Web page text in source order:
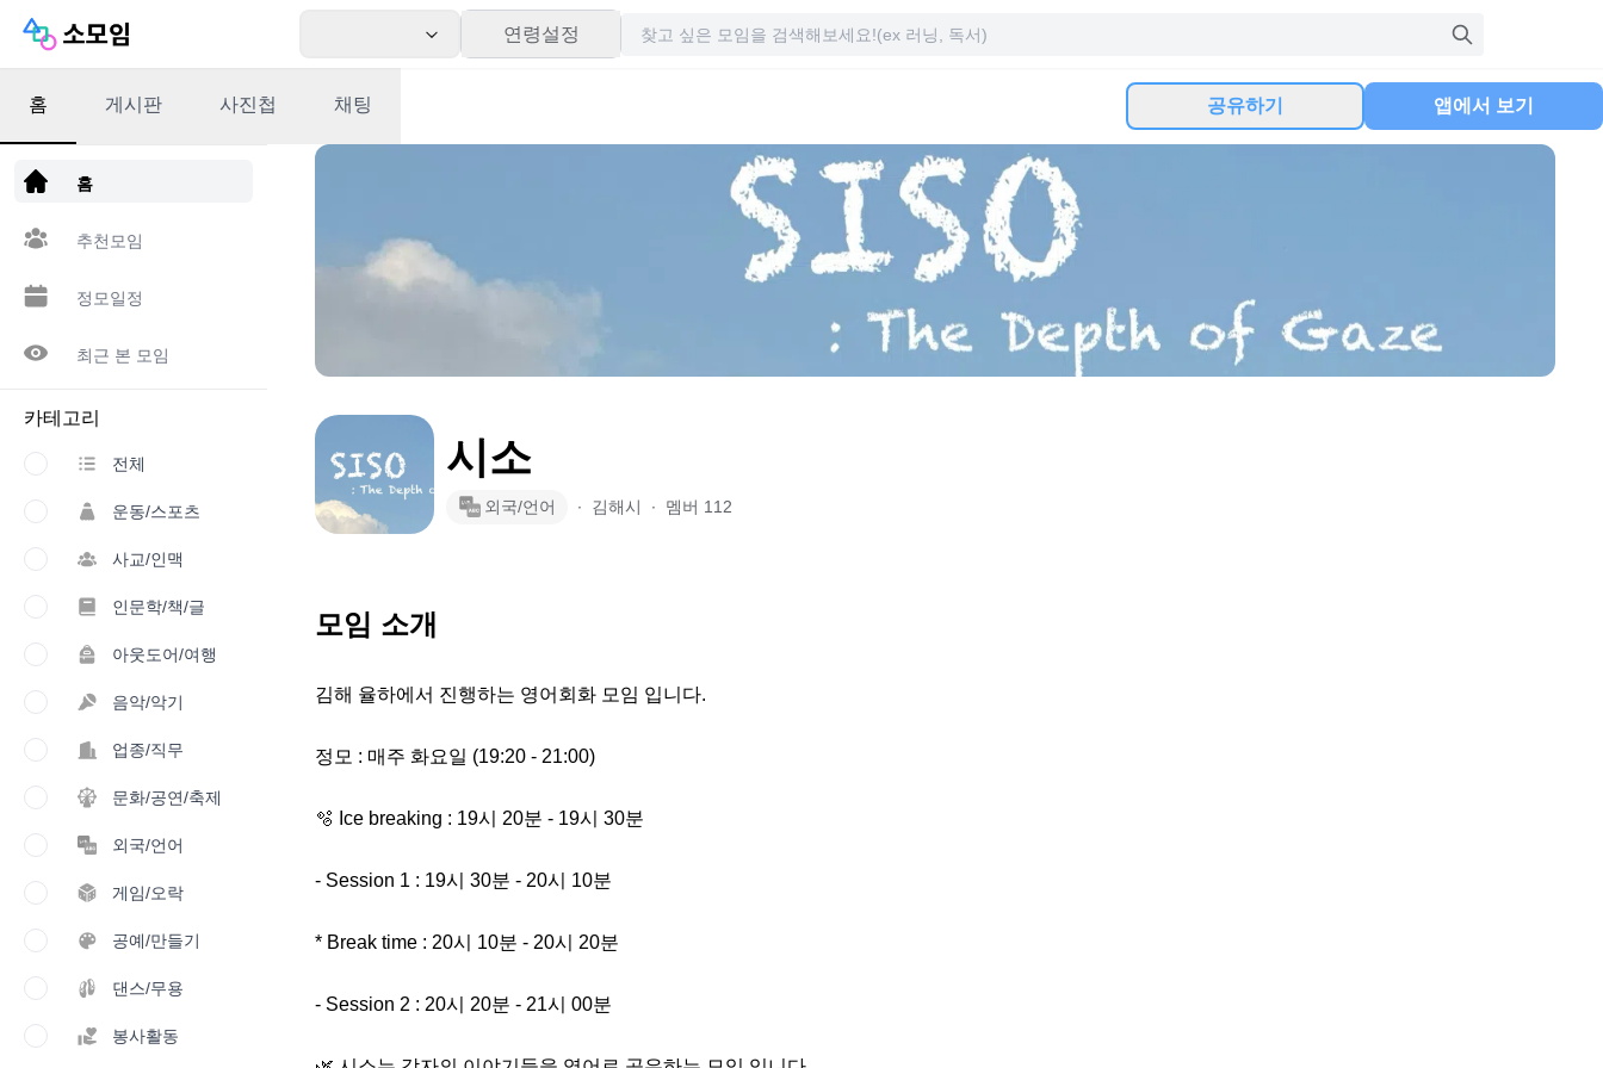
연령설정
앱 다운로드
홈
추천모임
정모일정
최근 본 모임
카테고리
전체
운동/스포츠
사교/인맥
인문학/책/글
아웃도어/여행
음악/악기
업종/직무
문화/공연/축제
외국/언어
게임/오락
공예/만들기
댄스/무용
봉사활동
홈 게시판 사진첩 채팅 공유하기 앱에서 보기
시소
외국/언어 ∙ 김해시 ∙ 멤버 112
모임 소개
김해 율하에서 진행하는 영어회화 모임 입니다.
정모 : 매주 화요일 (19:20 - 21:00)
🫧 Ice breaking : 19시 20분 - 19시 30분
- Session 1 : 19시 30분 - 20시 10분
* Break time : 20시 10분 - 20시 20분
- Session 2 : 20시 20분 - 21시 00분